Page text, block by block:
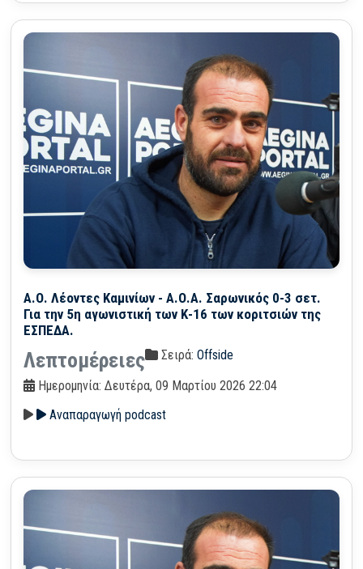
Α.Ο. Λέοντες Καμινίων - Α.Ο.Α. Σαρωνικός 0-3 σετ.
Για την 5η αγωνιστική των Κ-16 των κοριτσιών της
ΕΣΠΕΔΑ.
Λεπτομέρειες Σειρά:Offside
Ημερομηνία: Δευτέρα, 09 Μαρτίου 2026 22:04
Αναπαραγωγή podcast